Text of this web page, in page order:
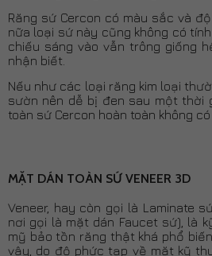
Răng sứ Cercon có màu sắc và
nữa loại sứ này cũng không có
chiếu sáng vào vẫn trông giống
nhận biết.
Nếu như các loại răng kim loại
sườn nên dễ bị đen sau một thời
toàn sứ Cercon hoàn toàn không
MẶT DÁN TOÀN SỨ VENEER 3D
Veneer, hay còn gọi là Laminate
nơi gọi là mặt dán Faucet sứ), là
mỹ bảo tồn răng thật khá phổ
vậy, do độ phức tạp về mặt kỹ